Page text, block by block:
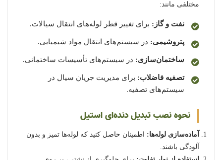
مختلفی مانند:
نفت و گاز: برای تغییر قطر لوله‌های انتقال سیالات.
پتروشیمی: در سیستم‌های انتقال مواد شیمیایی.
ساختمان‌سازی: در سیستم‌های تأسیسات ساختمانی.
تصفیه فاضلاب: برای مدیریت جریان سیال در
سیستم‌های تصفیه.
نحوه نصب تبدیل دنده‌ای استیل
آماده‌سازی لوله‌ها: اطمینان حاصل کنید که لوله‌ها تمیز و بدون
آلودگی باشند.